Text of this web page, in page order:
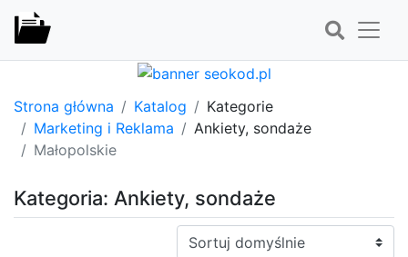
Strona główna Katalog
Kategorie
Marketing i Reklama
Ankiety, sondaże
Małopolskie
Kategoria: Ankiety, sondaże
Sortuj: